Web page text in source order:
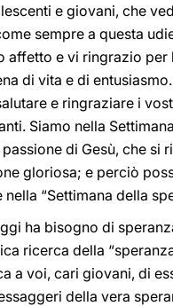
e giovani, che
sempre a questa
affetto e vi ringrazio per
di vita e di
e ringraziare i
Siamo nella
di Gesù, che si
gloriosa; e perciò
“Settimana della
ha bisogno di
ricerca della
a voi, cari giovani, di
della vera